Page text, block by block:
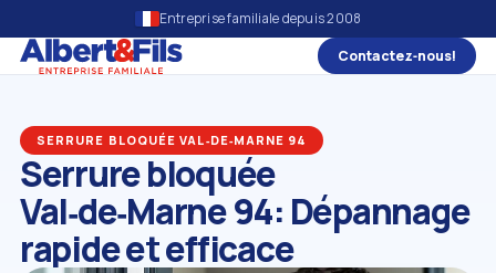
Entreprise familiale depuis 2008
Contactez‑nous!
SERRURE BLOQUÉE VAL‑DE‑MARNE 94
Serrure bloquée
Val‑de‑Marne 94: Dépannage
rapide et efficace